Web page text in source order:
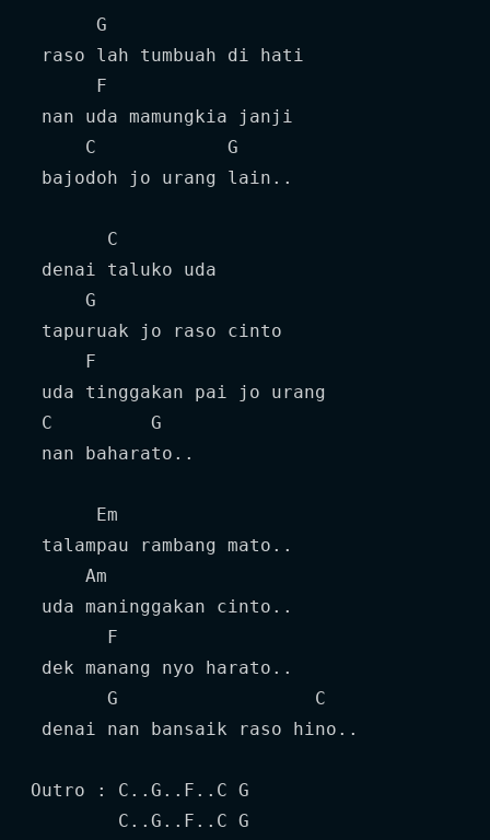
      G
raso lah tumbuah di hati
      F
nan uda mamungkia janji
     C            G
bajodoh jo urang lain..
       C
denai taluko uda
     G
tapuruak jo raso cinto
     F
uda tinggakan pai jo urang
C         G
nan baharato..
      Em
talampau rambang mato..
     Am
uda maninggakan cinto..
       F
dek manang nyo harato..
       G                  C
denai nan bansaik raso hino..
Outro : C..G..F..C G
        C..G..F..C G